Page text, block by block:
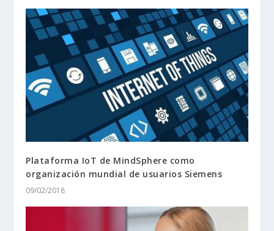
Plataforma IoT de MindSphere como
organización mundial de usuarios Siemens
09/02/2018